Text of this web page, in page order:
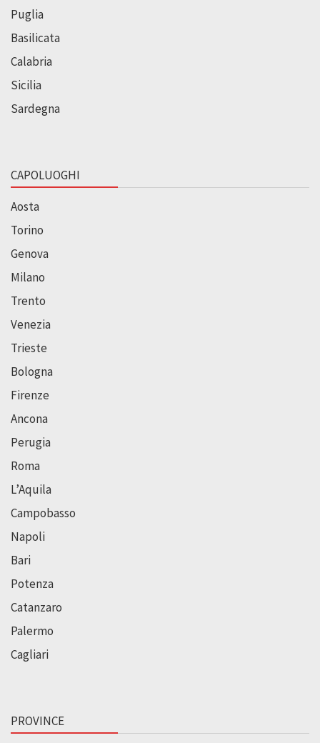
Puglia
Basilicata
Calabria
Sicilia
Sardegna
CAPOLUOGHI
Aosta
Torino
Genova
Milano
Trento
Venezia
Trieste
Bologna
Firenze
Ancona
Perugia
Roma
L’Aquila
Campobasso
Napoli
Bari
Potenza
Catanzaro
Palermo
Cagliari
PROVINCE